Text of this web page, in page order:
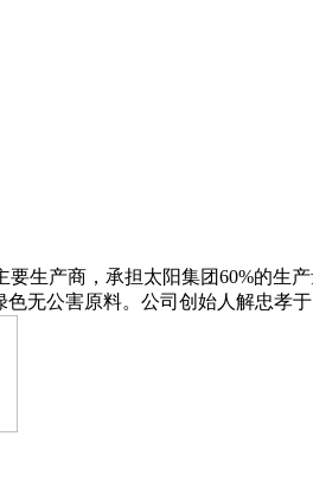
产商，承担太阳集团60%的生
无公害原料。公司创始人解忠孝